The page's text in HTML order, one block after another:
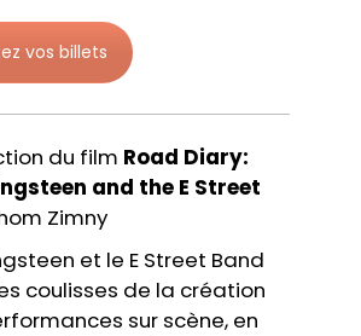
vos billets
du film Road Diary:
and the E Street
Zimny
et le E Street Band
coulisses de la création
sur scène, en